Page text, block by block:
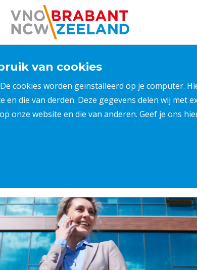
van cookies
cookies worden geïnstalleerd op je computer.
die van derden. Deze gegevens delen wij met
onze website en die van anderen. Geef je ons